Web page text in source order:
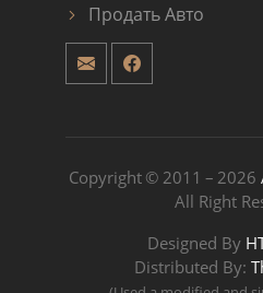
Продать Авто
Copyright © 2011 – 2026
All Right
Designed By
Distributed By: